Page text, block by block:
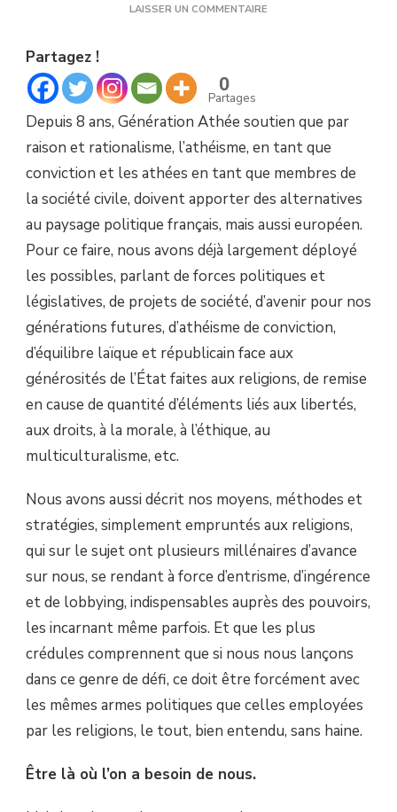
LAISSER UN COMMENTAIRE
Partagez !
0
Partages
Depuis 8 ans, Génération Athée soutien que par
raison et rationalisme, l’athéisme, en tant que
conviction et les athées en tant que membres de
la société civile, doivent apporter des alternatives
au paysage politique français, mais aussi européen.
Pour ce faire, nous avons déjà largement déployé
les possibles, parlant de forces politiques et
législatives, de projets de société, d’avenir pour nos
générations futures, d’athéisme de conviction,
d’équilibre laïque et républicain face aux
générosités de l’État faites aux religions, de remise
en cause de quantité d’éléments liés aux libertés,
aux droits, à la morale, à l’éthique, au
multiculturalisme, etc.
Nous avons aussi décrit nos moyens, méthodes et
stratégies, simplement empruntés aux religions,
qui sur le sujet ont plusieurs millénaires d’avance
sur nous, se rendant à force d’entrisme, d’ingérence
et de lobbying, indispensables auprès des pouvoirs,
les incarnant même parfois. Et que les plus
crédules comprennent que si nous nous lançons
dans ce genre de défi, ce doit être forcément avec
les mêmes armes politiques que celles employées
par les religions, le tout, bien entendu, sans haine.
Être là où l’on a besoin de nous.